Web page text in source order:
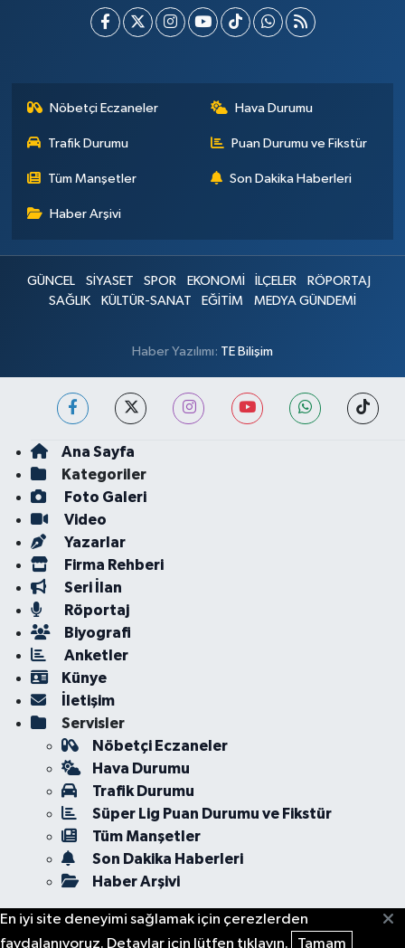
Nöbetçi Eczaneler Hava Durumu
Trafik Durumu Puan Durumu ve Fikstür
Tüm Manşetler Son Dakika Haberleri
Haber Arşivi
GÜNCEL SİYASET SPOR EKONOMİ İLÇELER
RÖPORTAJ
SAĞLIK
KÜLTÜR-SANAT EĞİTİM MEDYA GÜNDEMİ
Haber Yazılımı: TE Bilişim
Ana Sayfa
Kategoriler
Foto Galeri
Video
Yazarlar
Firma Rehberi
Seri İlan
Röportaj
Biyografi
Anketler
Künye
İletişim
Servisler
Nöbetçi Eczaneler
Hava Durumu
Trafik Durumu
Süper Lig Puan Durumu ve Fikstür
Tüm Manşetler
Son Dakika Haberleri
Haber Arşivi
En iyi site deneyimi sağlamak için çerezlerden
faydalanıyoruz. Detaylar için lütfen tıklayın.
Tamam